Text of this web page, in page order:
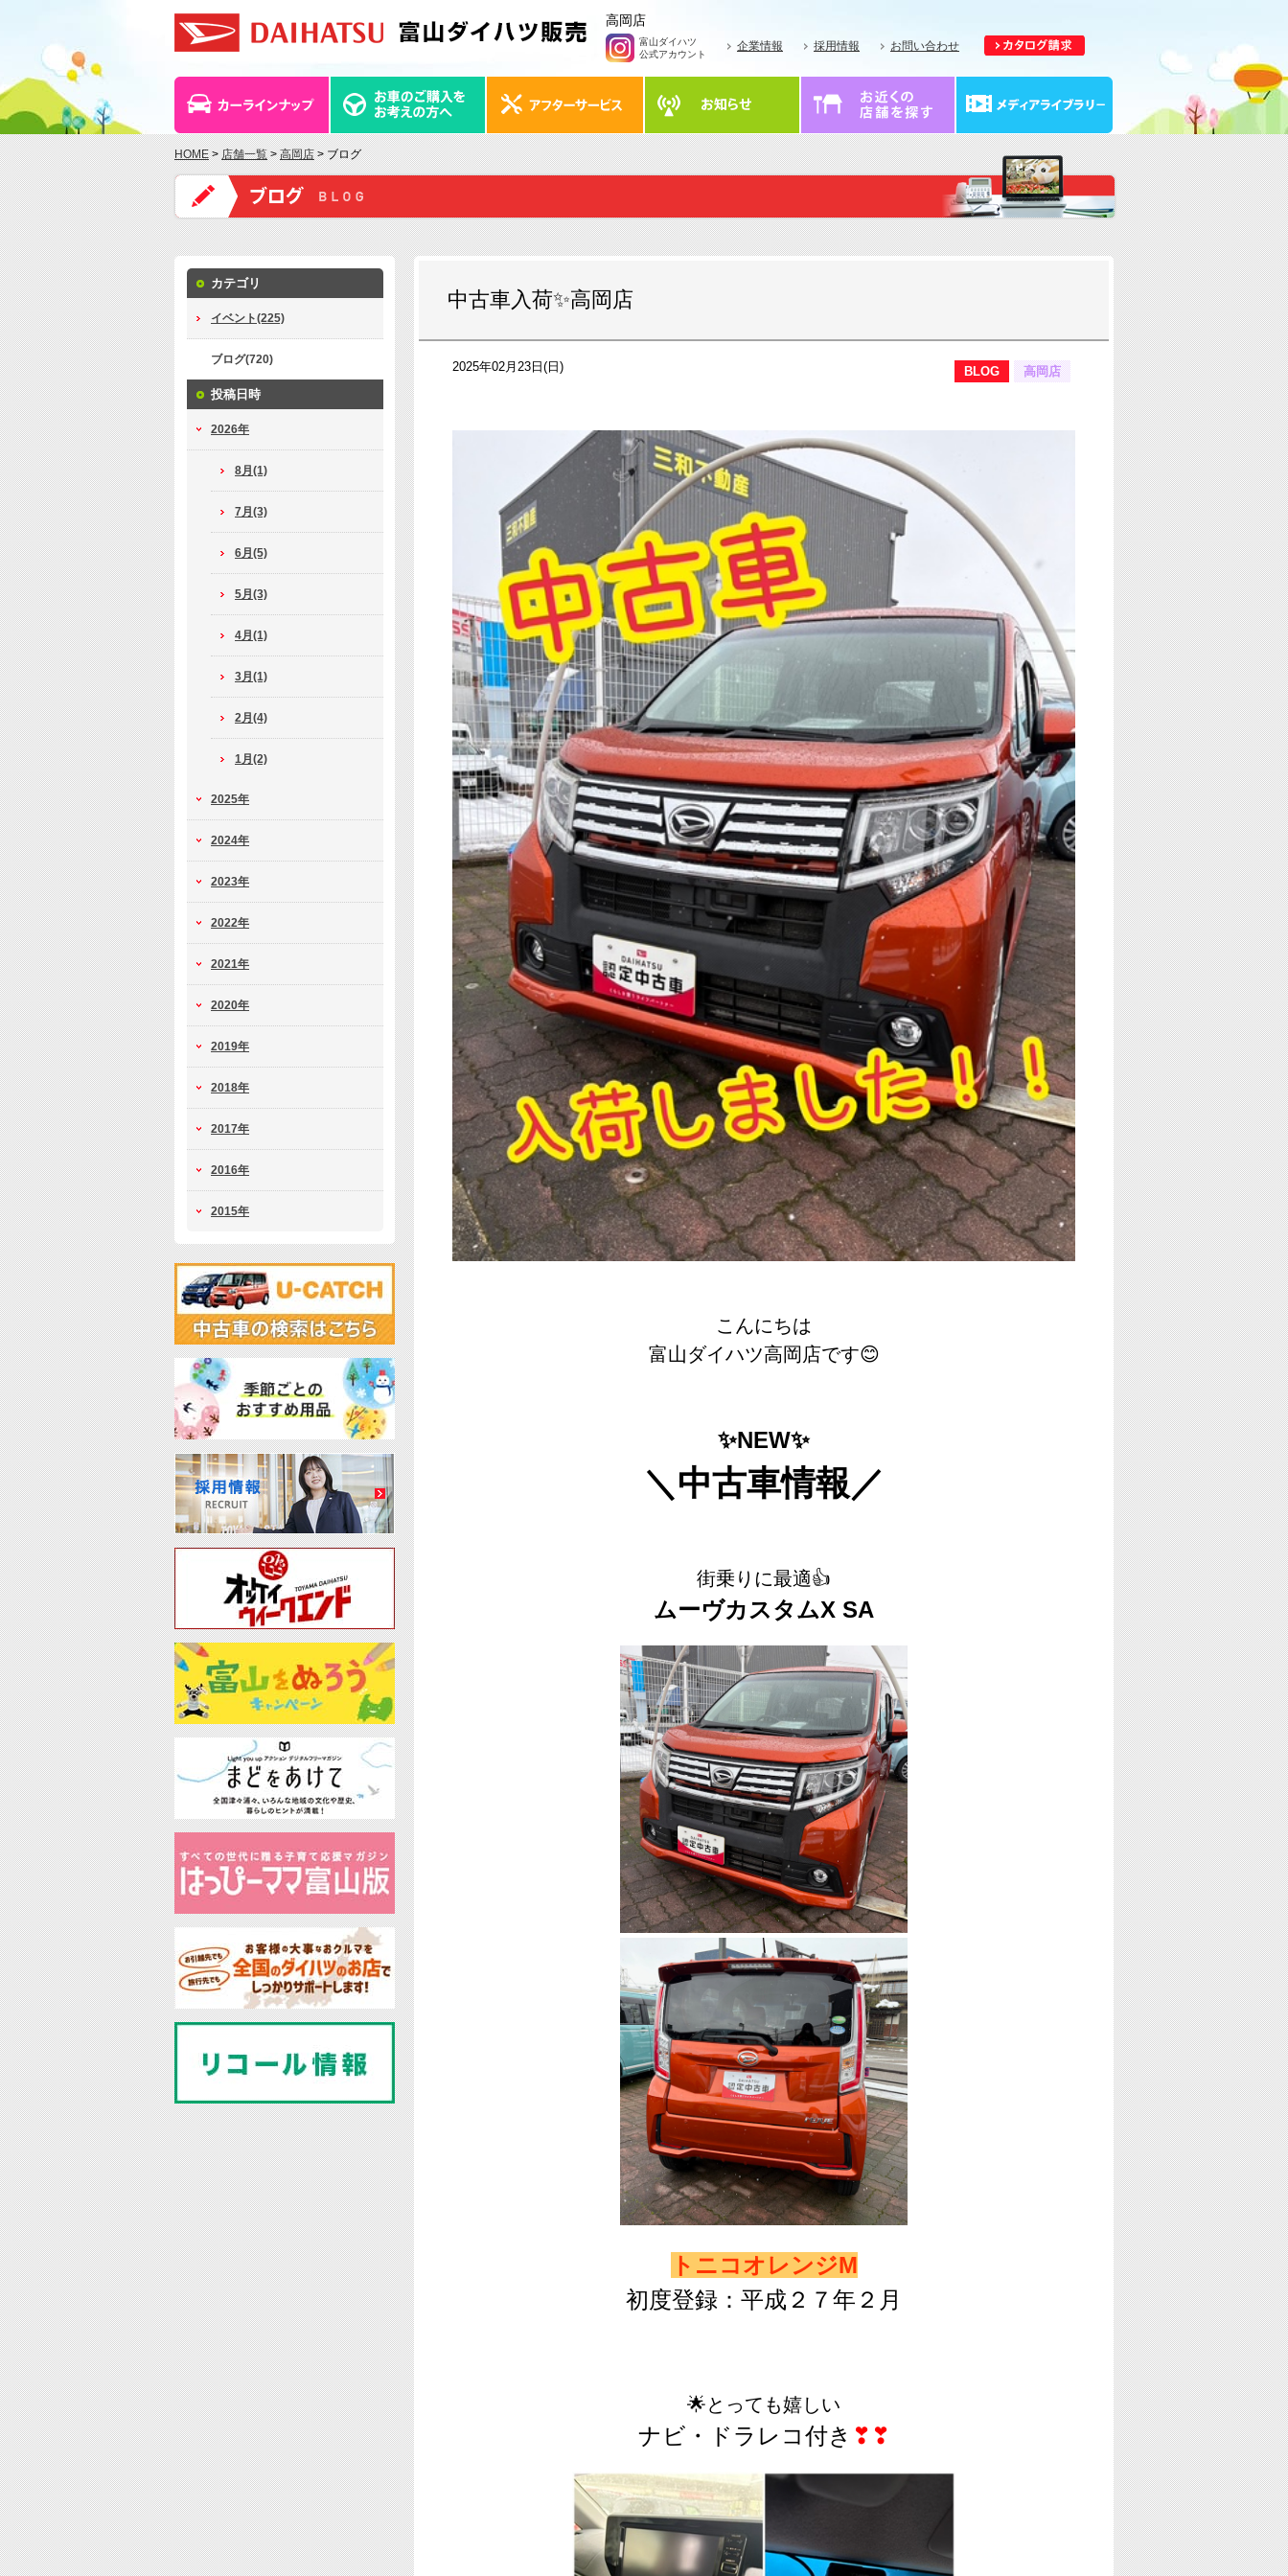
高岡店
富山ダイハツ
公式アカウント
企業情報 採用情報 お問い合わせ
HOME>店舗一覧>高岡店> ブログ
カテゴリ
イベント(225)
ブログ(720)
投稿日時
2026年
8月(1)
7月(3)
6月(5)
5月(3)
4月(1)
3月(1)
2月(4)
1月(2)
2025年
2024年
2023年
2022年
2021年
2020年
2019年
2018年
2017年
2016年
2015年
中古車入荷✨高岡店
2025年02月23日(日) BLOG 高岡店
こんにちは
富山ダイハツ高岡店です😊
✨NEW✨
＼中古車情報／
街乗りに最適👍
ムーヴカスタムX SA
トニコオレンジM
初度登録：平成２７年２月
🌟とっても嬉しい
ナビ・ドラレコ付き ❣❣